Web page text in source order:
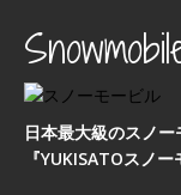
日本最⼤級のスノ
『YUKISATOスノ